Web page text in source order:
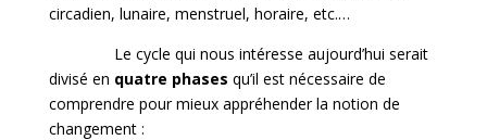
circadien, lunaire, menstruel, horaire, etc.…
Le cycle qui nous intéresse aujourd’hui serait
divisé en quatre phases qu’il est nécessaire de
comprendre pour mieux appréhender la notion de
changement :